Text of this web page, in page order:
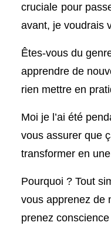
cruciale pour
avant, je voudrais
Êtes-vous du
apprendre de
rien mettre en
Moi je l’ai été
vous assurer que
transformer en
Pourquoi ? Tout
vous apprenez de
prenez